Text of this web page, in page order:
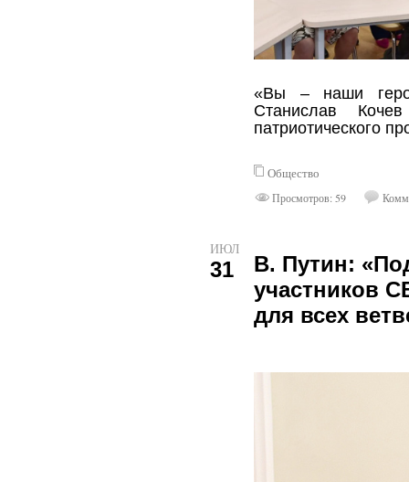
«Вы – наши
Станислав
патриотического
Общество
Просмотров: 59
ИЮЛ
31
В. Путин:
участников
для всех